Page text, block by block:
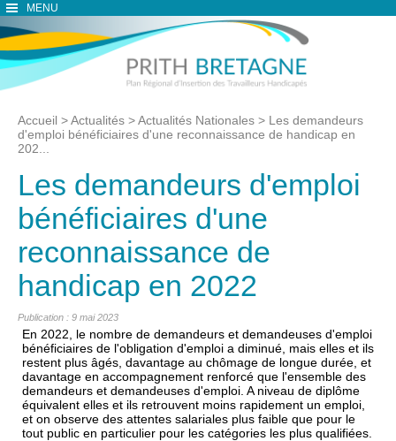
MENU
Accueil >Actualités >Actualités Nationales > Les demandeurs
d'emploi bénéficiaires d'une reconnaissance de handicap en
202...
Les demandeurs d'emploi
bénéficiaires d'une
reconnaissance de
handicap en 2022
Publication : 9 mai 2023
En 2022, le nombre de demandeurs et demandeuses d'emploi
bénéficiaires de l'obligation d'emploi a diminué, mais elles et ils
restent plus âgés, davantage au chômage de longue durée, et
davantage en accompagnement renforcé que l'ensemble des
demandeurs et demandeuses d'emploi. A niveau de diplôme
équivalent elles et ils retrouvent moins rapidement un emploi,
et on observe des attentes salariales plus faible que pour le
tout public en particulier pour les catégories les plus qualifiées.